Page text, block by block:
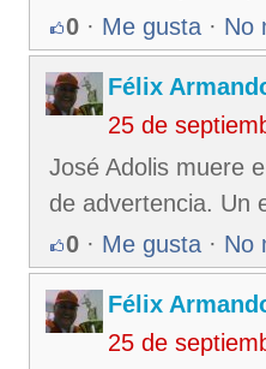
0 · Me gusta · No
Félix
25 de
José Adolis muere
de advertencia. Un
0 · Me gusta · No
Félix
25 de